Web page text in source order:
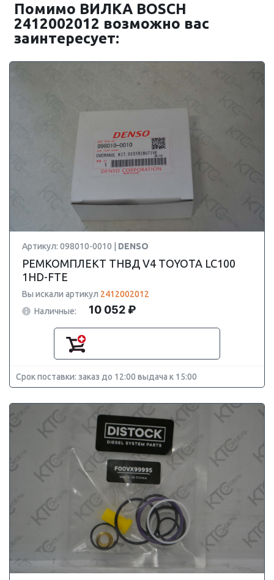
Помимо ВИЛКА BOSCH
2412002012 возможно вас
заинтересует:
Артикул: 098010-0010 | DENSO
РЕМКОМПЛЕКТ ТНВД V4 TOYOTA LC100
1HD-FTE
Вы искали артикул 2412002012
Наличные:
10 052 ₽
Срок поставки: заказ до 12:00 выдача к 15:00